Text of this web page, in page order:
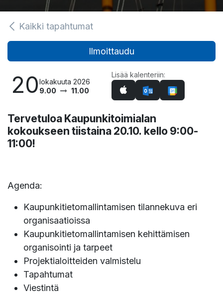
Kaikki tapahtumat
Ilmoittaudu
20lokakuuta 2026
9.00
11.00
Lisää kalenteriin:
Tervetuloa Kaupunkitoimialan
kokoukseen tiistaina 20.10. kello 9:00-
11:00!
Agenda:
Kaupunkitietomallintamisen tilannekuva eri
organisaatioissa
Kaupunkitietomallintamisen kehittämisen
organisointi ja tarpeet
Projektialoitteiden valmistelu
Tapahtumat
Viestintä